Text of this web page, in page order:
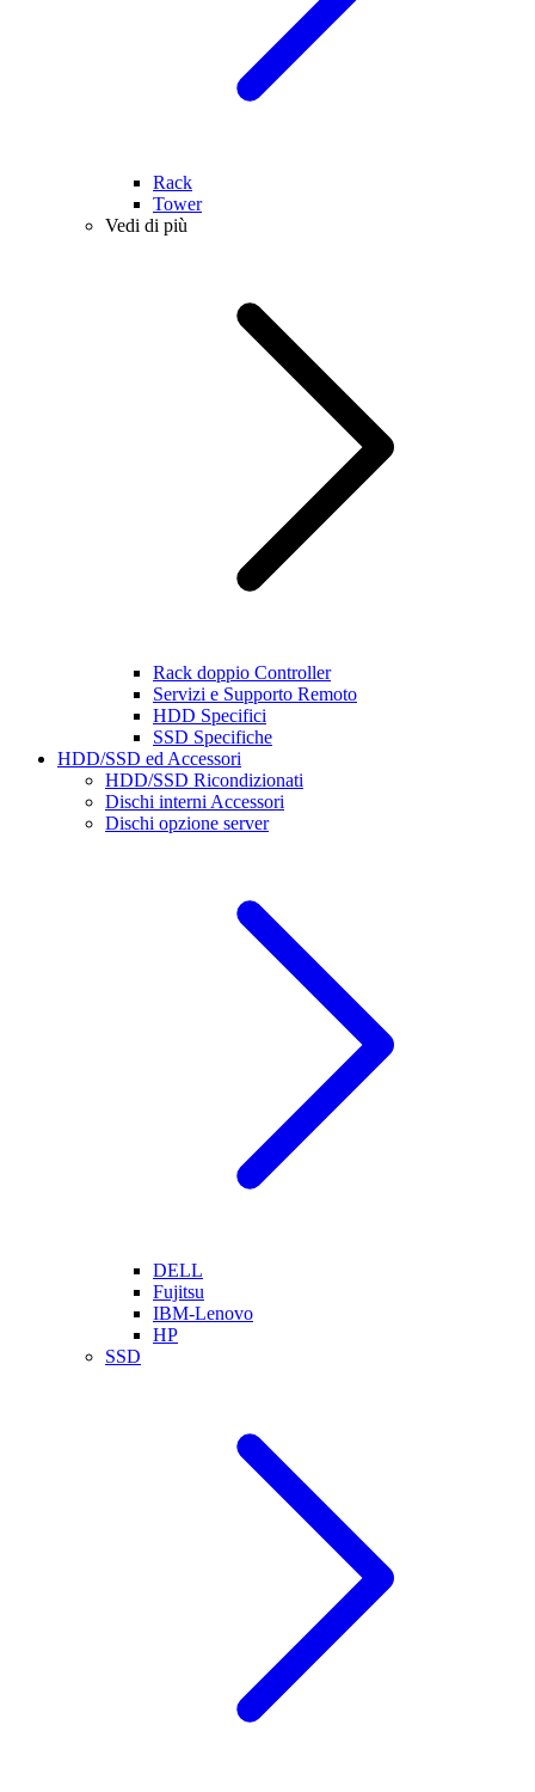
Rack
Tower
Vedi di più
Rack doppio Controller
Servizi e Supporto Remoto
HDD Specifici
SSD Specifiche
HDD/SSD ed Accessori
HDD/SSD Ricondizionati
Dischi interni Accessori
Dischi opzione server
DELL
Fujitsu
IBM-Lenovo
HP
SSD